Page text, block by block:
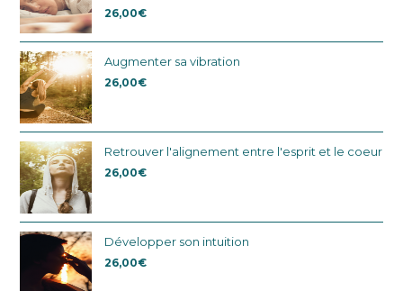
26,00€
Augmenter sa vibration
26,00€
Retrouver l'alignement entre l'esprit et le coeur
26,00€
Développer son intuition
26,00€